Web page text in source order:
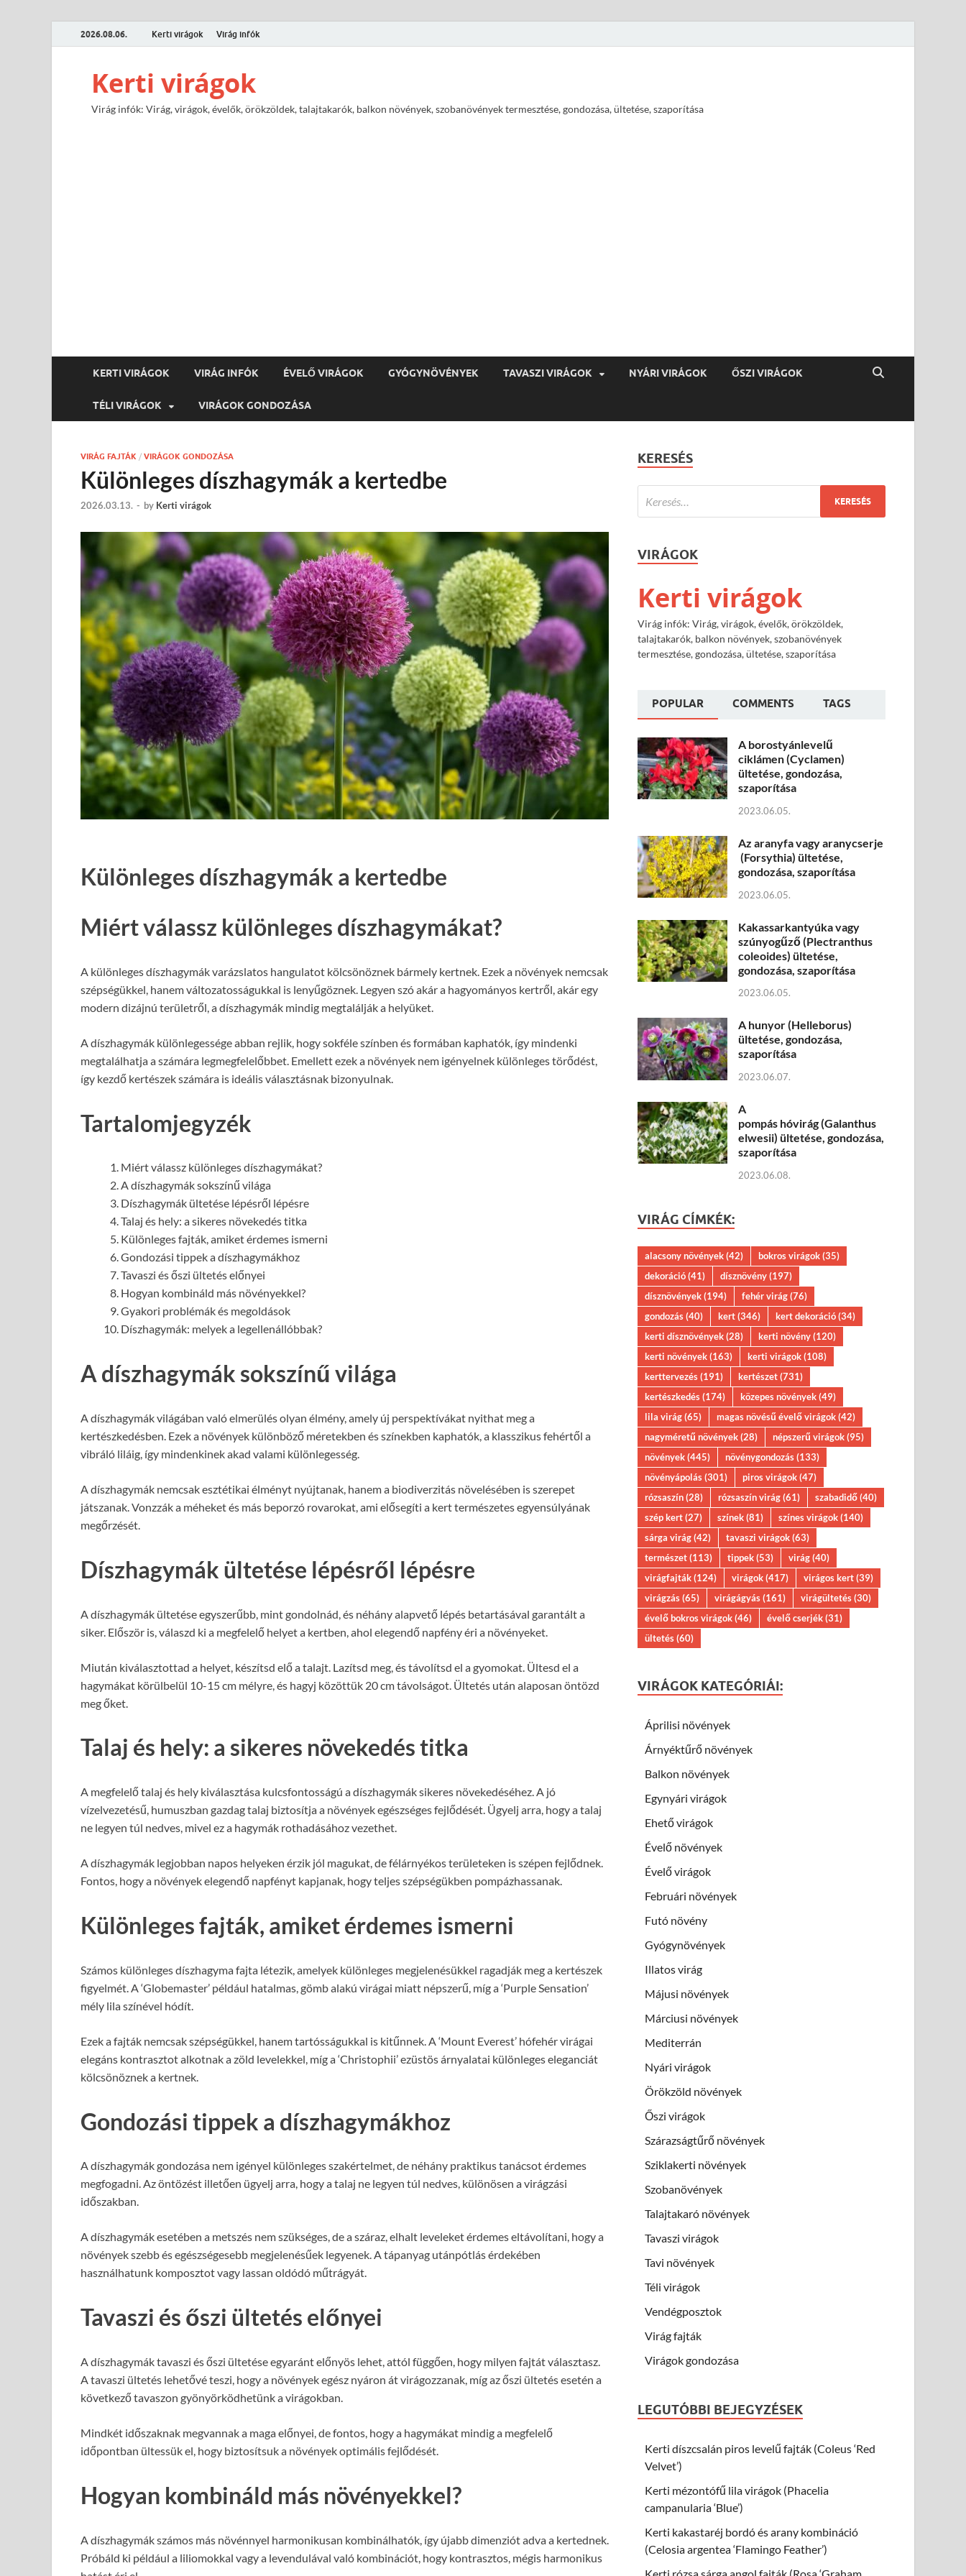
2026.08.06. Kerti virágok Virág infók
Kerti virágok
Virág infók: Virág, virágok, évelők, örökzöldek, talajtakarók, balkon növények, szobanövények termesztése, gondozása, ültetése, szaporítása
KERTI VIRÁGOK VIRÁG INFÓK ÉVELŐ VIRÁGOK GYÓGYNÖVÉNYEK TAVASZI VIRÁGOK NYÁRI VIRÁGOK ŐSZI VIRÁGOK
TÉLI VIRÁGOK VIRÁGOK GONDOZÁSA
VIRÁG FAJTÁK / VIRÁGOK GONDOZÁSA
Különleges díszhagymák a kertedbe
2026.03.13. - by Kerti virágok
Különleges díszhagymák a kertedbe
Miért válassz különleges díszhagymákat?
A különleges díszhagymák varázslatos hangulatot kölcsönöznek bármely kertnek. Ezek a növények nemcsak
szépségükkel, hanem változatosságukkal is lenyűgöznek. Legyen szó akár a hagyományos kertről, akár egy
modern dizájnú területről, a díszhagymák mindig megtalálják a helyüket.
A díszhagymák különlegessége abban rejlik, hogy sokféle színben és formában kaphatók, így mindenki
megtalálhatja a számára legmegfelelőbbet. Emellett ezek a növények nem igényelnek különleges törődést,
így kezdő kertészek számára is ideális választásnak bizonyulnak.
Tartalomjegyzék
Miért válassz különleges díszhagymákat?
A díszhagymák sokszínű világa
Díszhagymák ültetése lépésről lépésre
Talaj és hely: a sikeres növekedés titka
Különleges fajták, amiket érdemes ismerni
Gondozási tippek a díszhagymákhoz
Tavaszi és őszi ültetés előnyei
Hogyan kombináld más növényekkel?
Gyakori problémák és megoldások
Díszhagymák: melyek a legellenállóbbak?
A díszhagymák sokszínű világa
A díszhagymák világában való elmerülés olyan élmény, amely új perspektívákat nyithat meg a
kertészkedésben. Ezek a növények különböző méretekben és színekben kaphatók, a klasszikus fehértől a
vibráló liláig, így mindenkinek akad valami különlegesség.
A díszhagymák nemcsak esztétikai élményt nyújtanak, hanem a biodiverzitás növelésében is szerepet
játszanak. Vonzzák a méheket és más beporzó rovarokat, ami elősegíti a kert természetes egyensúlyának
megőrzését.
Díszhagymák ültetése lépésről lépésre
A díszhagymák ültetése egyszerűbb, mint gondolnád, és néhány alapvető lépés betartásával garantált a
siker. Először is, válaszd ki a megfelelő helyet a kertben, ahol elegendő napfény éri a növényeket.
Miután kiválasztottad a helyet, készítsd elő a talajt. Lazítsd meg, és távolítsd el a gyomokat. Ültesd el a
hagymákat körülbelül 10-15 cm mélyre, és hagyj közöttük 20 cm távolságot. Ültetés után alaposan öntözd
meg őket.
Talaj és hely: a sikeres növekedés titka
A megfelelő talaj és hely kiválasztása kulcsfontosságú a díszhagymák sikeres növekedéséhez. A jó
vízelvezetésű, humuszban gazdag talaj biztosítja a növények egészséges fejlődését. Ügyelj arra, hogy a talaj
ne legyen túl nedves, mivel ez a hagymák rothadásához vezethet.
A díszhagymák legjobban napos helyeken érzik jól magukat, de félárnyékos területeken is szépen fejlődnek.
Fontos, hogy a növények elegendő napfényt kapjanak, hogy teljes szépségükben pompázhassanak.
Különleges fajták, amiket érdemes ismerni
Számos különleges díszhagyma fajta létezik, amelyek különleges megjelenésükkel ragadják meg a kertészek
figyelmét. A ‘Globemaster’ például hatalmas, gömb alakú virágai miatt népszerű, míg a ‘Purple Sensation’
mély lila színével hódít.
Ezek a fajták nemcsak szépségükkel, hanem tartósságukkal is kitűnnek. A ‘Mount Everest’ hófehér virágai
elegáns kontrasztot alkotnak a zöld levelekkel, míg a ‘Christophii’ ezüstös árnyalatai különleges eleganciát
kölcsönöznek a kertnek.
Gondozási tippek a díszhagymákhoz
A díszhagymák gondozása nem igényel különleges szakértelmet, de néhány praktikus tanácsot érdemes
megfogadni. Az öntözést illetően ügyelj arra, hogy a talaj ne legyen túl nedves, különösen a virágzási
időszakban.
A díszhagymák esetében a metszés nem szükséges, de a száraz, elhalt leveleket érdemes eltávolítani, hogy a
növények szebb és egészségesebb megjelenésűek legyenek. A tápanyag utánpótlás érdekében
használhatunk komposztot vagy lassan oldódó műtrágyát.
Tavaszi és őszi ültetés előnyei
A díszhagymák tavaszi és őszi ültetése egyaránt előnyös lehet, attól függően, hogy milyen fajtát választasz.
A tavaszi ültetés lehetővé teszi, hogy a növények egész nyáron át virágozzanak, míg az őszi ültetés esetén a
következő tavaszon gyönyörködhetünk a virágokban.
Mindkét időszaknak megvannak a maga előnyei, de fontos, hogy a hagymákat mindig a megfelelő
időpontban ültessük el, hogy biztosítsuk a növények optimális fejlődését.
Hogyan kombináld más növényekkel?
A díszhagymák számos más növénnyel harmonikusan kombinálhatók, így újabb dimenziót adva a kertednek.
Próbáld ki például a liliomokkal vagy a levendulával való kombinációt, hogy kontrasztos, mégis harmonikus
KERESÉS
VIRÁGOK
Kerti virágok
Virág infók: Virág, virágok, évelők, örökzöldek,
talajtakarók, balkon növények, szobanövények
termesztése, gondozása, ültetése, szaporítása
POPULAR COMMENTS TAGS
A borostyánlevelű
ciklámen (Cyclamen)
ültetése, gondozása,
szaporítása
2023.06.05.
Az aranyfa vagy aranycserje
(Forsythia) ültetése,
gondozása, szaporítása
2023.06.05.
Kakassarkantyúka vagy
szúnyogűző (Plectranthus
coleoides) ültetése,
gondozása, szaporítása
2023.06.05.
A hunyor (Helleborus)
ültetése, gondozása,
szaporítása
2023.06.07.
A
pompás hóvirág (Galanthus
elwesii) ültetése, gondozása,
szaporítása
2023.06.08.
VIRÁG CÍMKÉK:
alacsony növények(42) bokros virágok(35)
dekoráció(41) dísznövény(197)
dísznövények(194) fehér virág(76)
gondozás(40) kert(346) kert dekoráció(34)
kerti dísznövények(28) kerti növény(120)
kerti növények(163) kerti virágok(108)
kerttervezés(191) kertészet(731)
kertészkedés(174) közepes növények(49)
lila virág(65) magas növésű évelő virágok(42)
nagyméretű növények(28) népszerű virágok(95)
növények(445) növénygondozás(133)
növényápolás(301) piros virágok(47)
rózsaszín(28) rózsaszín virág(61) szabadidő(40)
szép kert(27) színek(81) színes virágok(140)
sárga virág(42) tavaszi virágok(63)
természet(113) tippek(53) virág(40)
virágfajták(124) virágok(417) virágos kert(39)
virágzás(65) virágágyás(161) virágültetés(30)
évelő bokros virágok(46) évelő cserjék(31)
ültetés(60)
VIRÁGOK KATEGÓRIÁI:
Áprilisi növények
Árnyéktűrő növények
Balkon növények
Egynyári virágok
Ehető virágok
Évelő növények
Évelő virágok
Februári növények
Futó növény
Gyógynövények
Illatos virág
Májusi növények
Márciusi növények
Mediterrán
Nyári virágok
Örökzöld növények
Őszi virágok
Szárazságtűrő növények
Sziklakerti növények
Szobanövények
Talajtakaró növények
Tavaszi virágok
Tavi növények
Téli virágok
Vendégposztok
Virág fajták
Virágok gondozása
LEGUTÓBBI BEJEGYZÉSEK
Kerti díszcsalán piros levelű fajták (Coleus ‘Red
Velvet’)
Kerti mézontófű lila virágok (Phacelia
campanularia ‘Blue’)
Kerti kakastaréj bordó és arany kombináció
(Celosia argentea ‘Flamingo Feather’)